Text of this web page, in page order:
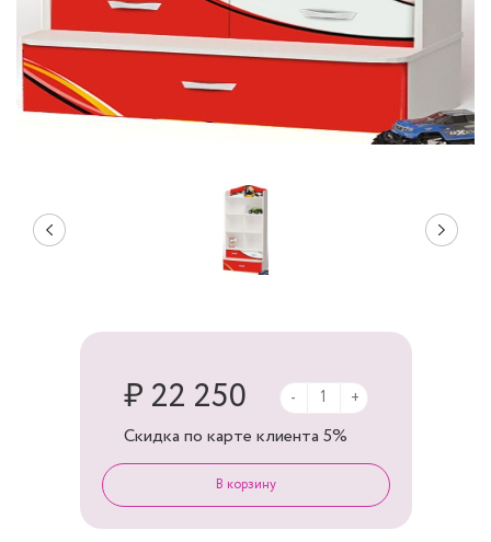
₽ 22 250
Скидка по карте клиента 5%
- +